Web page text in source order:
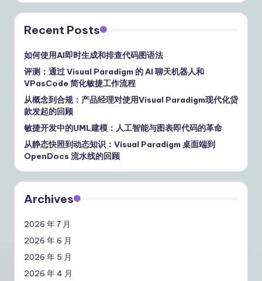
Recent Posts
如何使用AI即时生成和排查代码图语法
评测：通过 Visual Paradigm 的 AI 聊天机器人和
VPasCode 简化敏捷工作流程
从概念到合规：产品经理对使用Visual Paradigm现代化贷
款发起的回顾
敏捷开发中的UML建模：人工智能与图表即代码的革命
从静态快照到动态知识：Visual Paradigm 桌面端到
OpenDocs 流水线的回顾
Archives
2026 年 7 月
2026 年 6 月
2026 年 5 月
2026 年 4 月